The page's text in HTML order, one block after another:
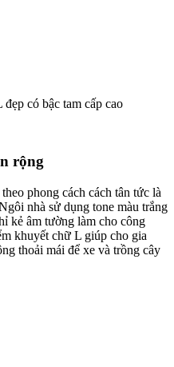
có bậc tam cấp cao
rộng
phong cách cách tân tức là
nhà sử dụng tone màu trắng
kẻ âm tường làm cho công
khuyết chữ L giúp cho gia
thoải mái để xe và trồng cây